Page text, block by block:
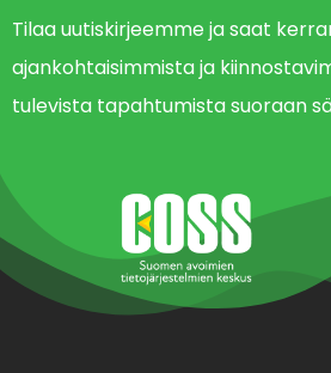
Tilaa uutiskirjeemme ja saat
ajankohtaisimmista ja
tulevista tapahtumista suoraan